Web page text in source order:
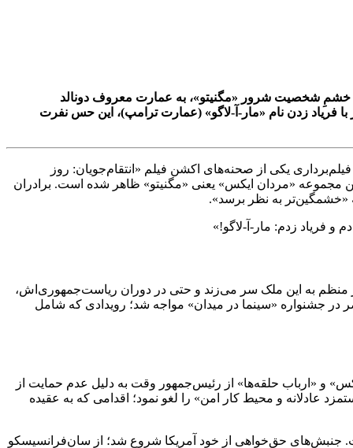
بازآفرینی حس خشمِ شخصیت شرور «مگنیتو»، به عمارت معروف دونالد
فریاد زدن نام «مار-آ-لاگو» (عمارت ترامپ)، این حس نفرت
یکی از صحنه‌های اکشن فیلم «انتقام‌جویان: روز
بازیگر ۸۷ ساله بار دیگر در نقش شخصیت منفی و نمادین مجموعه «مردان ایکس» یعنی «مگنیتو» ظاهر شده است. برادران
«خشمگین‌تر به نظر برسد».
و فریاد زدم: مار-آ-لاگو!»
که ترامپ از سال ۱۹۸۵ مالکیت آن را در اختیار دارد. او به طور منظم به این ملک سر می‌زند و حتی در دوران ریاست‌جمهوری‌اش،
در جشنواره «سینما در میدان» مواجه شد؛ رویدادی که شامل
دوره اول ریاست‌جمهوری ترامپ در سال ۲۰۱۷، بازیگر فیلم‌های «مردان ایکس» و «ارباب حلقه‌ها» از رئیس‌جمهور وقت به دلیل عدم حمایت از
عادلانه و محیط کار امن» را لغو نمود؛ اقدامی که به عقیده
جنبش‌های حق‌خواهی از خود آمریکا شروع شد؛ از سان‌فرانسیسکو